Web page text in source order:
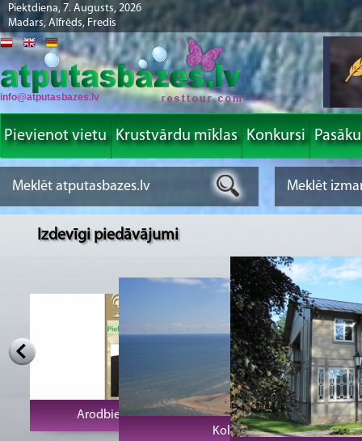
Piektdiena, 7. Augusts, 2026
Madars, Alfrēds, Fredis
info@atputasbazes.lv
Pievienot vietu Krustvārdu mīklas Konkursi
Izdevīgi piedāvājumi
Kolkas rags un bāka
Arodbiedrību klubs Vecrīga